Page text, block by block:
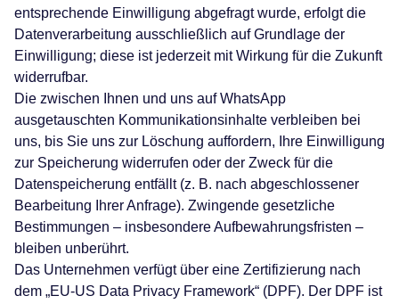
entsprechende Einwilligung abgefragt wurde, erfolgt die
Datenverarbeitung ausschließlich auf Grundlage der
Einwilligung; diese ist jederzeit mit Wirkung für die Zukunft
widerrufbar.
Die zwischen Ihnen und uns auf WhatsApp
ausgetauschten Kommunikationsinhalte verbleiben bei
uns, bis Sie uns zur Löschung auffordern, Ihre Einwilligung
zur Speicherung widerrufen oder der Zweck für die
Datenspeicherung entfällt (z. B. nach abgeschlossener
Bearbeitung Ihrer Anfrage). Zwingende gesetzliche
Bestimmungen – insbesondere Aufbewahrungsfristen –
bleiben unberührt.
Das Unternehmen verfügt über eine Zertifizierung nach
dem „EU-US Data Privacy Framework“ (DPF). Der DPF ist